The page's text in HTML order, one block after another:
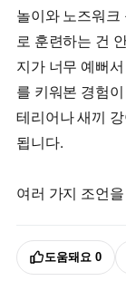
놀이와 노즈워크
로 훈련하는 건
지가 너무 예뻐
를 키워본 경험
테리어나 새끼
됩니다.
여러 가지 조언
도움돼요 0